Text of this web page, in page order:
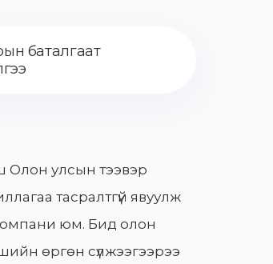
баталгаат
улсын тээвэр
тасралтгүй явуулж
юм. Бид олон
өргөн сүлжээгээрээ